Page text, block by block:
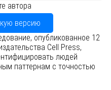
автора
версию
опубликованное 12
Cell Press,
людей
паттернам с точностью